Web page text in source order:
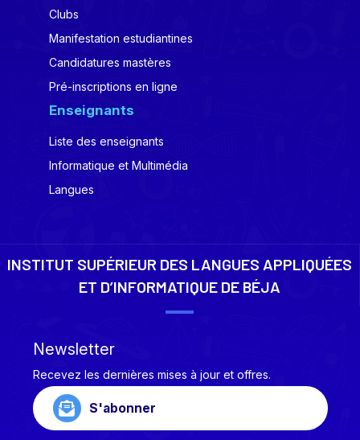
Clubs
Manifestation estudiantines
Candidatures mastères
Pré-inscriptions en ligne
Enseignants
Liste des enseignants
Informatique et Multimédia
Langues
INSTITUT SUPÉRIEUR DES LANGUES APPLIQUÉES
ET D’INFORMATIQUE DE BÉJA
Newsletter
Recevez les dernières mises à jour et offres.
S'abonner